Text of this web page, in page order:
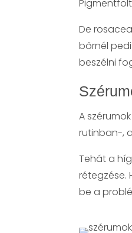
De
bőrnél
beszélni
A
rutinban-,
Tehát a
rétegzése.
be a